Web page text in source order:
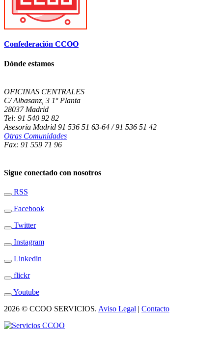
Confederación CCOO
Dónde estamos
OFICINAS CENTRALES
C/ Albasanz, 3 1º Planta
28037 Madrid
Tel: 91 540 92 82
Asesoría Madrid 91 536 51 63-64 / 91 536 51 42
Otras Comunidades
Fax: 91 559 71 96
Sigue conectado con nosotros
RSS
Facebook
Twitter
Instagram
Linkedin
flickr
Youtube
2026 © CCOO SERVICIOS. Aviso Legal | Contacto